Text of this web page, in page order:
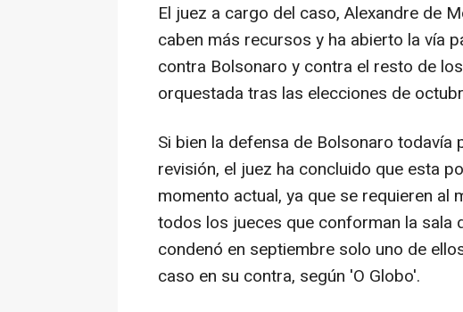
El juez a cargo del caso, Alexandre de
caben más recursos y ha abierto la vía
contra Bolsonaro y contra el resto de
orquestada tras las elecciones de
Si bien la defensa de Bolsonaro
revisión, el juez ha concluido que esta
momento actual, ya que se requieren
todos los jueces que conforman la sala
condenó en septiembre solo uno de
caso en su contra, según 'O Globo'.